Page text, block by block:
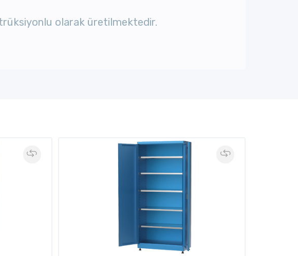
olarak üretilmektedir.